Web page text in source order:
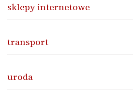
sklepy internetowe
transport
uroda